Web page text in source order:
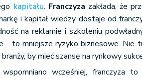
kapitału. Franczyza zakłada, że
i kapitał wiedzy dostaje od
na reklamie i szkoleniu
- to mniejsze ryzyko biznesowe. Nie
by mieć szansę na rynkowy
wcześniej, franczyza